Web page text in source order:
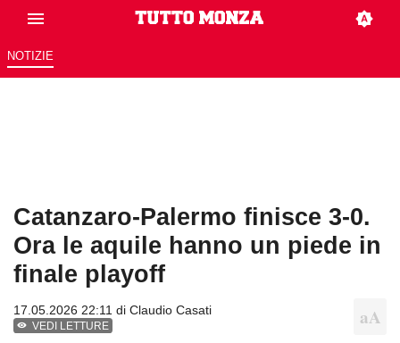
NOTIZIE
Catanzaro-Palermo finisce 3-0.
Ora le aquile hanno un piede in
finale playoff
17.05.2026 22:11 di Claudio Casati
VEDI LETTURE